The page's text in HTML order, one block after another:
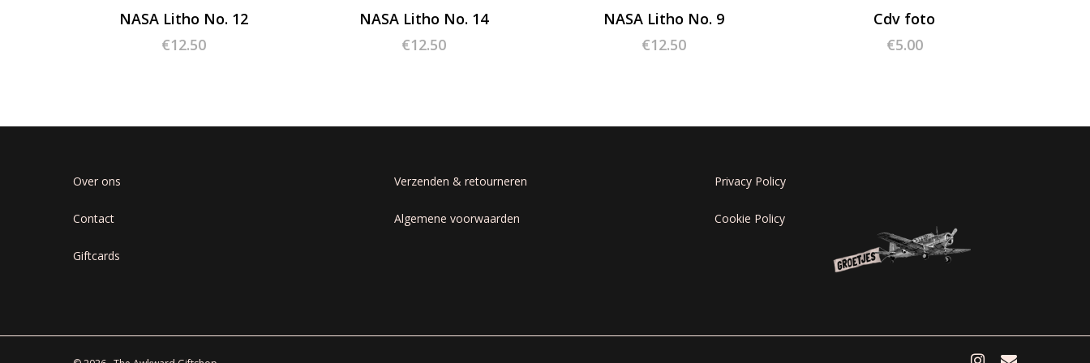
NASA Litho No. 12
€12.50
NASA Litho No. 14
€12.50
NASA Litho No. 9
€12.50
Cdv foto
€5.00
Over ons
Contact
Giftcards
Verzenden & retourneren
Algemene voorwaarden
Privacy Policy
Cookie Policy